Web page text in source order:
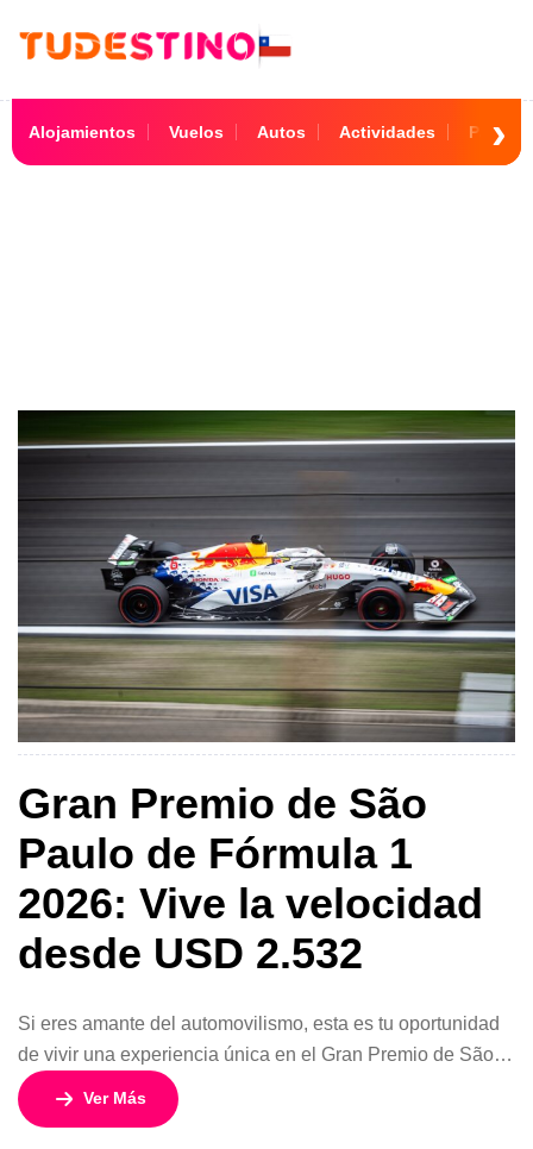
Alojamientos Vuelos Autos Actividades
Gran Premio de São
Paulo de Fórmula 1
2026: Vive la velocidad
desde USD 2.532
Si eres amante del automovilismo, esta es tu oportunidad
de vivir una experiencia única en el Gran Premio de São
Paulo de Fórmula 1. Disfruta de un programa exclusivo de
5 días y 4 noches desde USD 2.532 por persona en base
Ver Más